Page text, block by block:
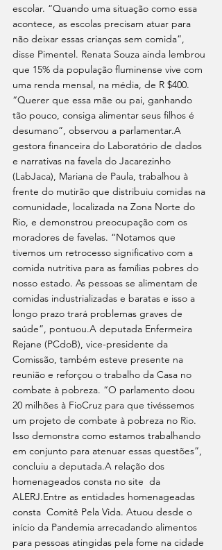
escolar. “Quando uma situação como essa
acontece, as escolas precisam atuar para
não deixar essas crianças sem comida”,
disse Pimentel. Renata Souza ainda lembrou
que 15% da população fluminense vive com
uma renda mensal, na média, de R $400.
“Querer que essa mãe ou pai, ganhando
tão pouco, consiga alimentar seus filhos é
desumano”, observou a parlamentar.A
gestora financeira do Laboratório de dados
e narrativas na favela do Jacarezinho
(LabJaca), Mariana de Paula, trabalhou à
frente do mutirão que distribuiu comidas na
comunidade, localizada na Zona Norte do
Rio, e demonstrou preocupação com os
moradores de favelas. “Notamos que
tivemos um retrocesso significativo com a
comida nutritiva para as famílias pobres do
nosso estado. As pessoas se alimentam de
comidas industrializadas e baratas e isso a
longo prazo trará problemas graves de
saúde”, pontuou.A deputada Enfermeira
Rejane (PCdoB), vice-presidente da
Comissão, também esteve presente na
reunião e reforçou o trabalho da Casa no
combate à pobreza. “O parlamento doou
20 milhões à FioCruz para que tivéssemos
um projeto de combate à pobreza no Rio.
Isso demonstra como estamos trabalhando
em conjunto para atenuar essas questões”,
concluiu a deputada.A relação dos
homenageados consta no site  da
ALERJ.Entre as entidades homenageadas
consta  Comitê Pela Vida. Atuou desde o
início da Pandemia arrecadando alimentos
para pessoas atingidas pela fome na cidade